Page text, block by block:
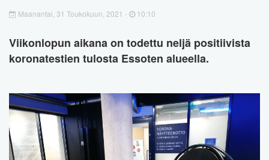
Maanantai, 31 Toukokuun, 2021 - 10:10
Viikonlopun aikana on todettu neljä positiivista
koronatestien tulosta Essoten alueella.